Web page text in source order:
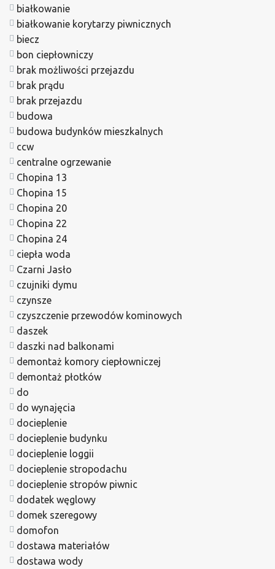
białkowanie
białkowanie korytarzy piwnicznych
biecz
bon ciepłowniczy
brak możliwości przejazdu
brak prądu
brak przejazdu
budowa
budowa budynków mieszkalnych
ccw
centralne ogrzewanie
Chopina 13
Chopina 15
Chopina 20
Chopina 22
Chopina 24
ciepła woda
Czarni Jasło
czujniki dymu
czynsze
czyszczenie przewodów kominowych
daszek
daszki nad balkonami
demontaż komory ciepłowniczej
demontaż płotków
do
do wynajęcia
docieplenie
docieplenie budynku
docieplenie loggii
docieplenie stropodachu
docieplenie stropów piwnic
dodatek węglowy
domek szeregowy
domofon
dostawa materiałów
dostawa wody